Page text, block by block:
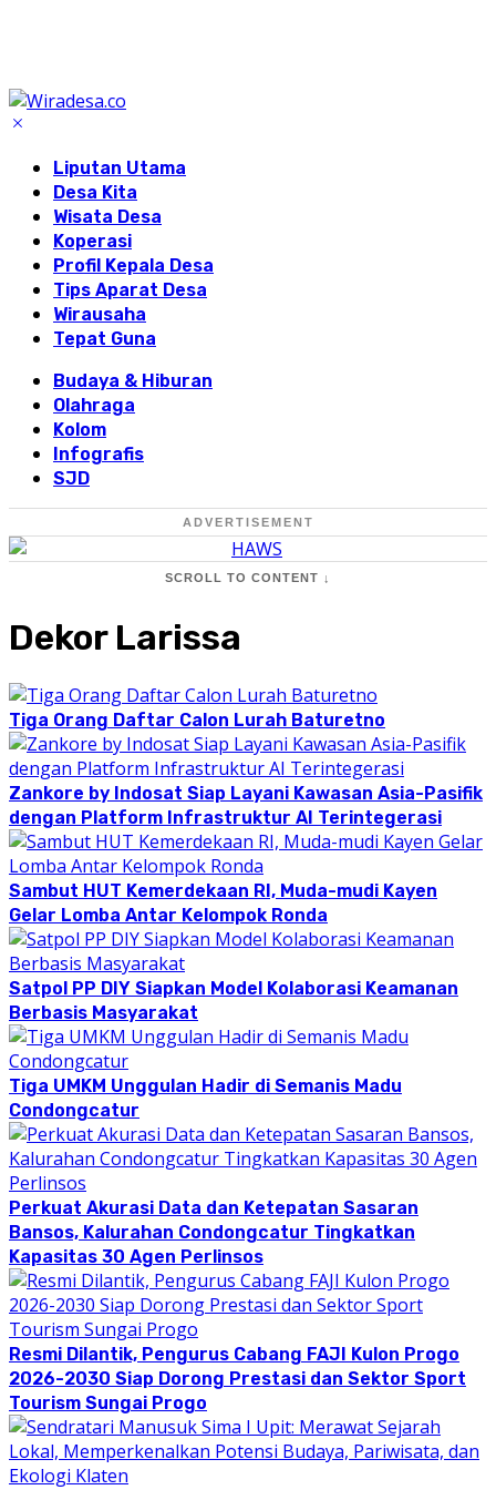
Liputan Utama
Desa Kita
Wisata Desa
Koperasi
Profil Kepala Desa
Tips Aparat Desa
Wirausaha
Tepat Guna
Budaya & Hiburan
Olahraga
Kolom
Infografis
SJD
ADVERTISEMENT
SCROLL TO CONTENT ↓
Dekor Larissa
Tiga Orang Daftar Calon Lurah Baturetno
Zankore by Indosat Siap Layani Kawasan Asia-Pasifik
dengan Platform Infrastruktur AI Terintegerasi
Sambut HUT Kemerdekaan RI, Muda-mudi Kayen
Gelar Lomba Antar Kelompok Ronda
Satpol PP DIY Siapkan Model Kolaborasi Keamanan
Berbasis Masyarakat
Tiga UMKM Unggulan Hadir di Semanis Madu
Condongcatur
Perkuat Akurasi Data dan Ketepatan Sasaran
Bansos, Kalurahan Condongcatur Tingkatkan
Kapasitas 30 Agen Perlinsos
Resmi Dilantik, Pengurus Cabang FAJI Kulon Progo
2026-2030 Siap Dorong Prestasi dan Sektor Sport
Tourism Sungai Progo